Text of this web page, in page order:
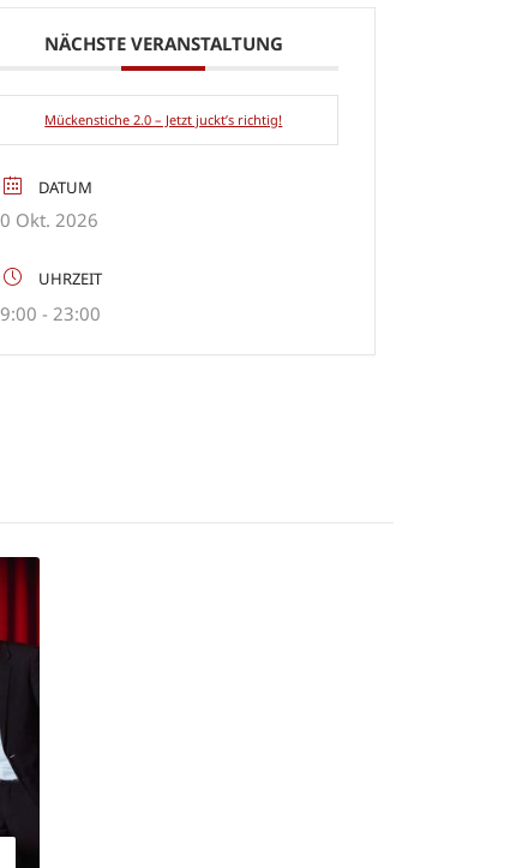
NÄCHSTE VERANSTALTUNG
Mückenstiche 2.0 – Jetzt juckt’s richtig!
DATUM
Okt. 2026
UHRZEIT
- 23:00